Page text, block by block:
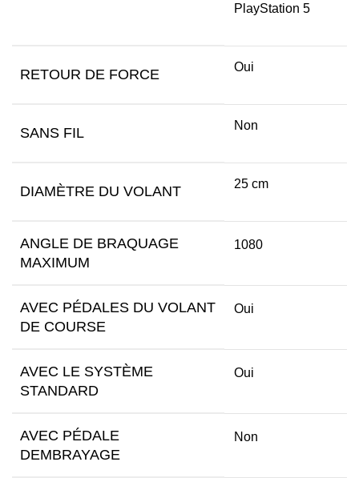
PlayStation 5
RETOUR DE FORCE Oui
SANS FIL Non
DIAMÈTRE DU VOLANT 25 cm
ANGLE DE BRAQUAGE
MAXIMUM
1080
AVEC PÉDALES DU VOLANT
DE COURSE
Oui
AVEC LE SYSTÈME
STANDARD
Oui
AVEC PÉDALE
DEMBRAYAGE
Non